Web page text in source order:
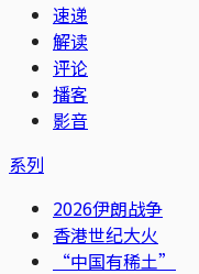
速递
解读
评论
播客
影音
系列
2026伊朗战争
香港世纪大火
“中国有稀土”